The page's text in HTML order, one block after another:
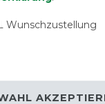
Wunschzustellung